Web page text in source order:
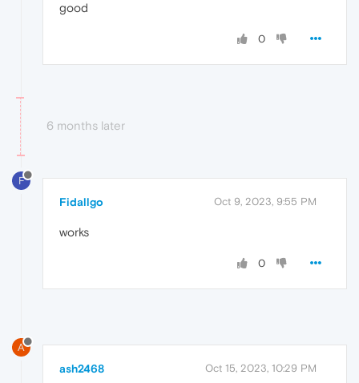
good
0
6 months later
F
Fidallgo Oct 9, 2023, 9:55 PM
works
0
A
ash2468 Oct 15, 2023, 10:29 PM